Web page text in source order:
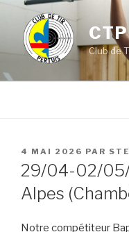
contenu
principal
CTP
Club de
PUBLIÉ
LE
4 MAI 2026 PAR
29/04-02/05/
Alpes
Notre compétiteur